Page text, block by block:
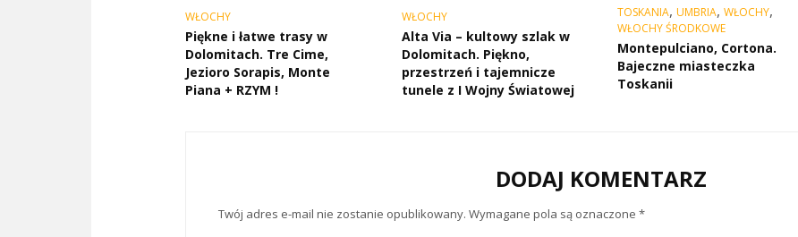
WŁOCHY
Piękne i łatwe trasy w
Dolomitach. Tre Cime,
Jezioro Sorapis, Monte
Piana + RZYM !
WŁOCHY
Alta Via – kultowy szlak w
Dolomitach. Piękno,
przestrzeń i tajemnicze
tunele z I Wojny Światowej
TOSKANIA, UMBRIA, WŁOCHY,
WŁOCHY ŚRODKOWE
Montepulciano, Cortona.
Bajeczne miasteczka
Toskanii
DODAJ KOMENTARZ
Twój adres e-mail nie zostanie opublikowany. Wymagane pola są oznaczone *